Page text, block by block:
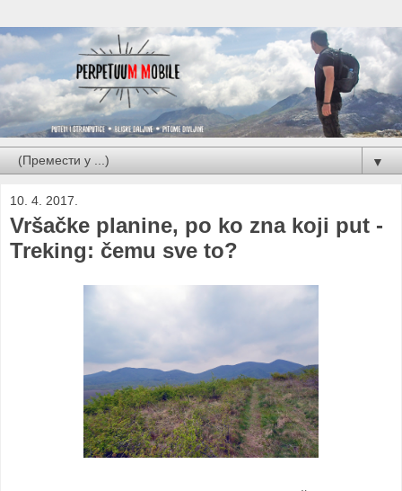
▼
10. 4. 2017.
Vršačke planine, po ko zna koji put -
Treking: čemu sve to?